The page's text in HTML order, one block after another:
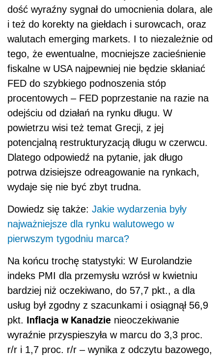
dość wyraźny sygnał do umocnienia dolara, ale
i też do korekty na giełdach i surowcach, oraz
walutach emerging markets. I to niezależnie od
tego, że ewentualne, mocniejsze zacieśnienie
fiskalne w USA najpewniej nie będzie skłaniać
FED do szybkiego podnoszenia stóp
procentowych – FED poprzestanie na razie na
odejściu od działań na rynku długu. W
powietrzu wisi też temat Grecji, z jej
potencjalną restrukturyzacją długu w czerwcu.
Dlatego odpowiedź na pytanie, jak długo
potrwa dzisiejsze odreagowanie na rynkach,
wydaje się nie być zbyt trudna.
Dowiedz się także: Jakie wydarzenia były
najważniejsze dla rynku walutowego w
pierwszym tygodniu marca?
Na końcu trochę statystyki: W Eurolandzie
indeks PMI dla przemysłu wzrósł w kwietniu
bardziej niż oczekiwano, do 57,7 pkt., a dla
usług był zgodny z szacunkami i osiągnął 56,9
pkt. Inflacja w Kanadzie nieoczekiwanie
wyraźnie przyspieszyła w marcu do 3,3 proc.
r/r i 1,7 proc. r/r – wynika z odczytu bazowego,